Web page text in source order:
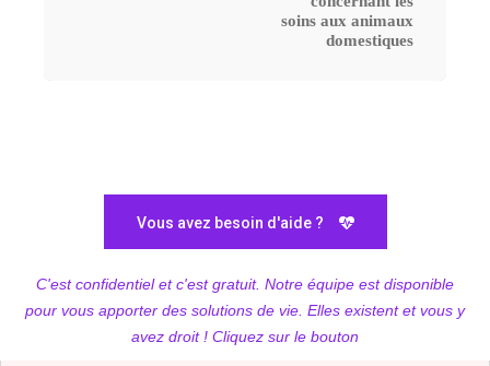
soins aux animaux
domestiques
Vous avez besoin d'aide ?
C'est confidentiel et c'est gratuit. Notre équipe est disponible
pour vous apporter des solutions de vie. Elles existent et vous y
avez droit ! Cliquez sur le bouton